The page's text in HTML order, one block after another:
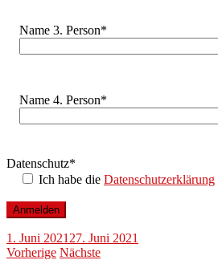
Name 3. Person*
Name 4. Person*
Datenschutz*
Ich habe die Datenschutzerklärung
1. Juni 2021 27. Juni 2021
Vorherige Nächste